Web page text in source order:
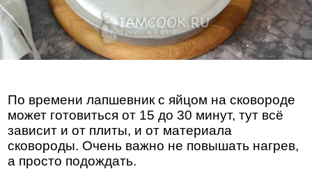
По времени лапшевник с яйцом на сковороде
может готовиться от 15 до 30 минут, тут всё
зависит и от плиты, и от материала
сковороды. Очень важно не повышать нагрев,
а просто подождать.